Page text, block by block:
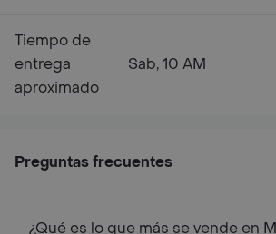
Tiempo de
entrega
aproximado
Sab, 10 AM
Preguntas frecuentes
¿Qué es lo que más se vende en